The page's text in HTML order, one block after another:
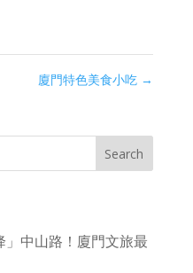
廈門特色美食小吃 →
Search
中山路！廈門文旅最